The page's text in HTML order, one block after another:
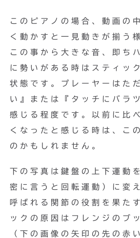
このピアノの場合、動画の
く動かすと一見動きが揃う
この事から大きな音、即ち
に勢いがある時はスティッ
状態です。プレーヤーはた
い』または『タッチにバラ
感じる程度です。以前に比
くなったと感じる時は、こ
のかもしれません。
下の写真は鍵盤の上下運動
密に言うと回転運動）に変
呼ばれる関節の役割を果た
ックの原因はフレンジのブ
（下の画像の矢印の先の赤